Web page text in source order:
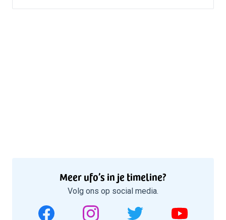
Meer ufo’s in je timeline?
Volg ons op social media.